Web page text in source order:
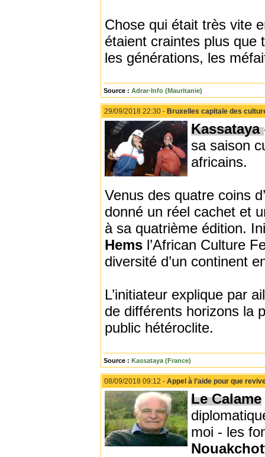
Chose qui était très vite
étaient craintes plus que
les générations, les
Source : Adrar-Info (Mauritanie)
29/09/2018 22:30 - Bruxelles capitale des
Kassataya
sa saison
africains.
Venus des quatre coins d’
donné un réel cachet et
à sa quatrième édition.
Hems l’African Culture
diversité d’un continent
L’initiateur explique par
de différents horizons la
public hétéroclite.
Source : Kassataya (France)
08/09/2018 09:12 - Appel à l’aide pour que
Le Calame
moi - les